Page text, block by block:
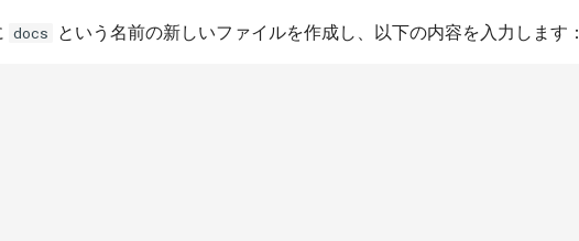
docs という名前の新しいファイルを作成し、以下の内容を入力します：